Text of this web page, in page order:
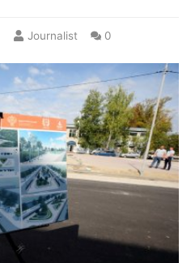
Journalist 0